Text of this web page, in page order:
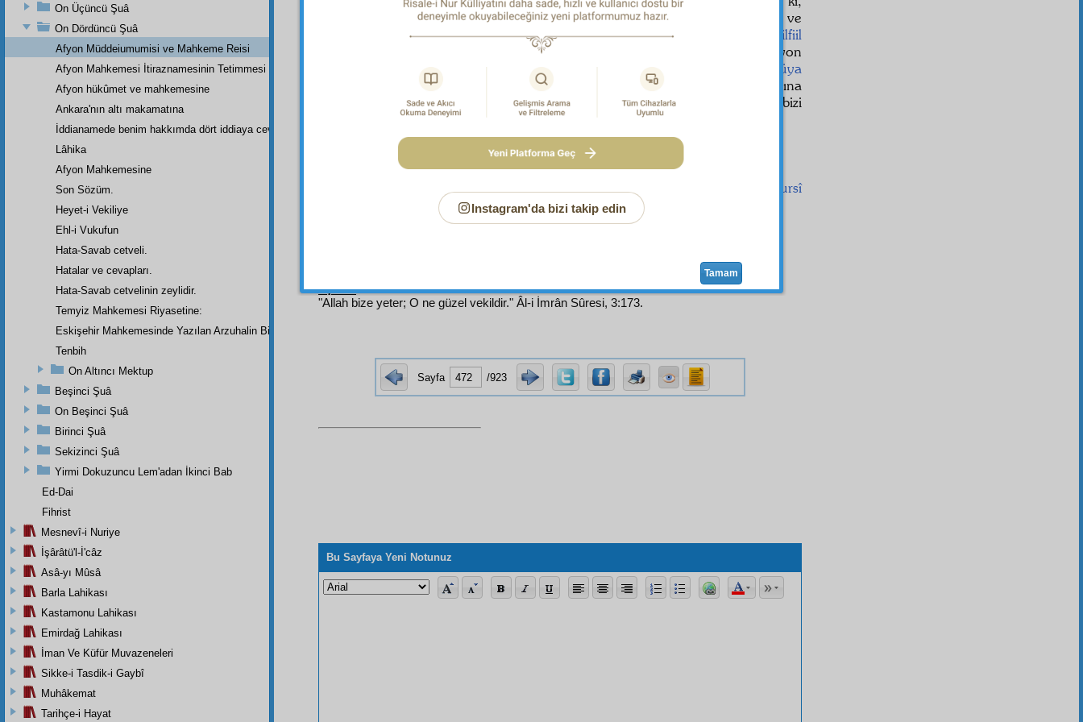
bütün dünyaya karşı da olsa, dini ve Kur'ân'ı ve Risale-i Nur'u âlet edemeyiz ve
edilmez. Ve biz onların birhakikatını dünyasaltanatına değiştirmeyiz ve
bilfiil
leri yirmi senede binlerdir. Halbuki şimdi Afyon
ında ve
güya
bizim maksadımız ve
imiz dünyaentrika larını çevirmek ve dünya
larına
koşmak ve dinihasisşeylere âlet etmek ve kudsiyetini düşürtmektir diye bizi
ediyor. Madem öyledir; ben ve biz bütün kuvvetimizle deriz:
حَسْبُنَا اللهُ وَنِعْمَ الْوَكِيلُ
Said Nursî
Dipnot-1
"Allah bize yeter; O ne güzel vekildir." Âl-i İmrân Sûresi, 3:173.
Sayfa /923
Bu Sayfaya Yeni Notunuz
On Üçüncü Şuâ
On Dördüncü Şuâ
Afyon Müddeiumumisi ve Mahkeme Reisi
Afyon Mahkemesi İtiraznamesinin Tetimmesi
Afyon hükûmet ve mahkemesine
Ankara'nın altı makamatına
İddianamede benim hakkımda dört iddiaya cevap
Lâhika
Afyon Mahkemesine
Son Sözüm.
Heyet-i Vekiliye
Ehl-i Vukufun
Hata-Savab cetveli.
Hatalar ve cevapları.
Hata-Savab cetvelinin zeylidir.
Temyiz Mahkemesi Riyasetine:
Eskişehir Mahkemesinde Yazılan Arzuhalin Bir Parçası
Tenbih
On Altıncı Mektup
Beşinci Şuâ
On Beşinci Şuâ
Birinci Şuâ
Sekizinci Şuâ
Yirmi Dokuzuncu Lem'adan İkinci Bab
Ed-Dai
Fihrist
Mesnevî-i Nuriye
İşârâtü'l-İ'câz
Asâ-yı Mûsâ
Barla Lahikası
Kastamonu Lahikası
Emirdağ Lahikası
İman Ve Küfür Muvazeneleri
Sikke-i Tasdik-i Gaybî
Muhâkemat
Tarihçe-i Hayat
Instagram'da bizi takip edin
Tamam